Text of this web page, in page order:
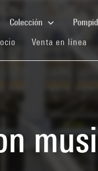
Colección
(current)
Venta en línea